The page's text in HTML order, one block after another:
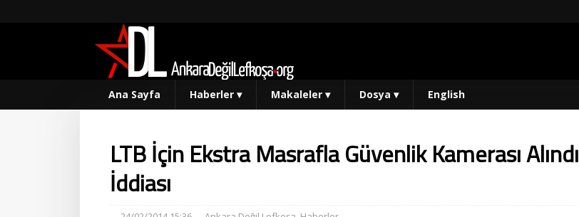
Ana Sayfa Haberler ▾ Makaleler ▾ Dosya ▾ English
LTB İçin Ekstra Masrafla Güvenlik Kamerası Alındı
İddiası